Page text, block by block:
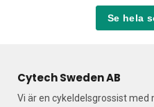
Se hela
Cytech Sweden AB
Vi är en cykeldelsgrossist med